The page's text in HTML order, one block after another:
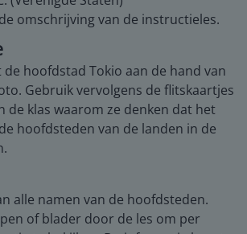
omschrijving van de instructieles.
de hoofdstad Tokio aan de hand van
Gebruik vervolgens de flitskaartjes
de klas waarom ze denken dat het
hoofdsteden van de landen in de
alle namen van de hoofdsteden.
of blader door de les om per